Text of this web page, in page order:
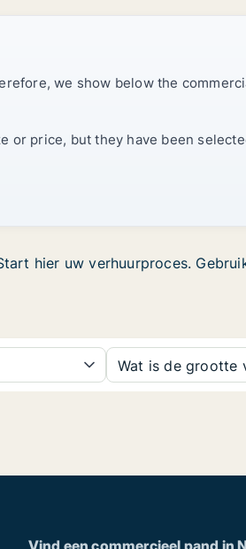
we show below the
or price, but they have been
hier uw verhuurproces.
Wat is de grootte
Vind een commercieel pand in